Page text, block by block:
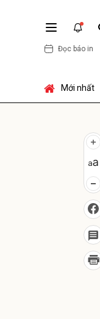
Đọc báo in
Mới nhất